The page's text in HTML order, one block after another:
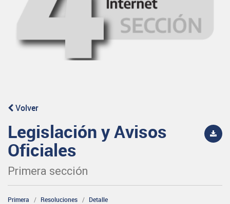
Volver
Legislación y Avisos
Oficiales
Primera sección
Primera Resoluciones Detalle